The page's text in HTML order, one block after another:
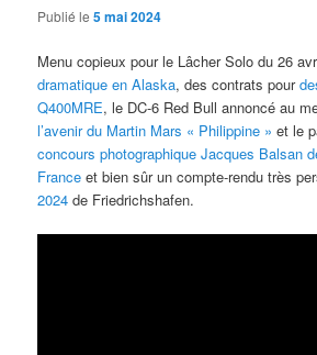
Publié le5 mai 2024
Menu copieux pour le Lâcher Solo du 26
dramatique en Alaska, des contrats pour
Q400MRE, le DC-6 Red Bull annoncé au
l’avenir du Martin Mars « Philippine » et le
concours photographique Jacques Balsan
France et bien sûr un compte-rendu très
2024 de Friedrichshafen.